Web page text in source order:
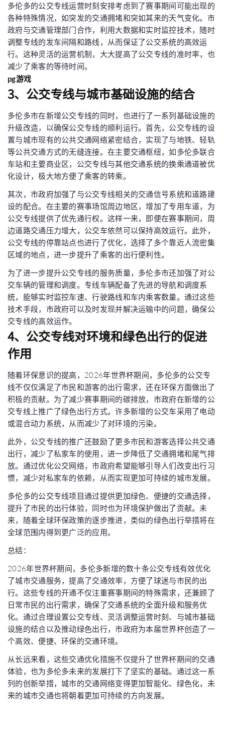
多伦多的公交专线运营时刻安排考虑到了赛事期间可能出现的
各种特殊情况，如突发的交通拥堵和突如其来的天气变化。市
政府与交通管理部门合作，利用大数据和实时监控技术，随时
调整专线的发车间隔和路线，从而保证了公交系统的高效运
行。这种灵活的运营机制，大大提高了公交专线的准时率，也
减少了乘客的等待时间。
pg游戏
3、公交专线与城市基础设施的结合
多伦多市在新增公交专线的同时，也进行了一系列基础设施的
升级改造，以确保公交专线的顺利运行。首先，公交专线的设
置与城市现有的公共交通网络紧密结合，实现了与地铁、轻轨
等公共交通方式的无缝连接。在主要交通枢纽，如多伦多联合
车站和主要商业区，公交专线与其他交通系统的换乘通道被优
化设计，极大地方便了乘客的转乘。
其次，市政府加强了与公交专线相关的交通信号系统和道路建
设的配合。在主要的赛事场馆周边地区，增加了专用车道，为
公交专线提供了优先通行权。这样一来，即便在赛事期间，周
边道路交通压力增大，公交车依然可以保持高效运行。此外，
公交专线的停靠站点也进行了优化，选择了多个靠近人流密集
区域的地点，进一步提升了乘客的出行便利性。
为了进一步提升公交专线的服务质量，多伦多市还加强了对公
交车辆的管理和调度。专线车辆配备了先进的导航和调度系
统，能够实时监控车速、行驶路线和车内乘客数量。通过这些
技术手段，市政府可以及时发现并解决运输中的问题，确保公
交专线的高效运作。
4、公交专线对环境和绿色出行的促进
作用
随着环保意识的提高，2026年世界杯期间，多伦多的公交专
线不仅仅满足了市民和游客的出行需求，还在环保方面做出了
积极的贡献。为了减少赛事期间的碳排放，市政府在新增的公
交专线上推广了绿色出行方式。许多新增的公交车采用了电动
或混合动力系统，从而减少了对环境的污染。
此外，公交专线的推广还鼓励了更多市民和游客选择公共交通
出行，减少了私家车的使用，进一步降低了交通拥堵和尾气排
放。通过优化公交网络，市政府希望能够引导人们改变出行习
惯，减少对私家车的依赖，从而实现更加可持续的城市发展。
多伦多的公交专线项目通过提供更加绿色、便捷的交通选择，
提升了市民的出行体验，同时也为环境保护做出了贡献。未
来，随着全球环保政策的逐步推进，类似的绿色出行举措将在
全球范围内得到更广泛的应用。
总结：
2026年世界杯期间，多伦多新增的数十条公交专线有效优化
了城市交通服务，提高了交通效率，方便了球迷与市民的出
行。这些专线的开通不仅注重赛事期间的特殊需求，还兼顾了
日常市民的出行需求，确保了交通系统的全面升级和服务优
化。通过合理设置公交专线、灵活调整运营时刻、与城市基础
设施的结合以及推动绿色出行，市政府为本届世界杯创造了一
个高效、便捷、环保的交通环境。
从长远来看，这些交通优化措施不仅提升了世界杯期间的交通
体验，也为多伦多未来的发展打下了坚实的基础。通过这一系
列的创新举措，城市的交通网络变得更加智能化、绿色化，未
来的城市交通也将朝着更加可持续的方向发展。